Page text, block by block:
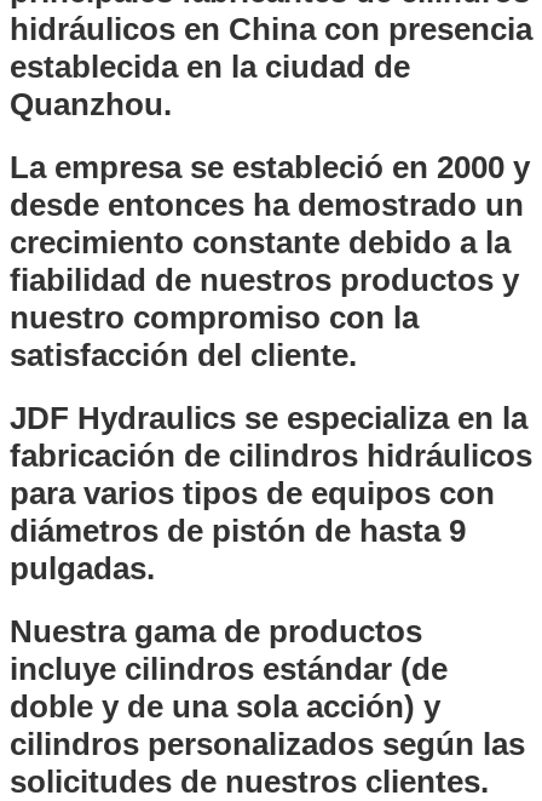
hidráulicos en China con presencia
establecida en la ciudad de
Quanzhou.
La empresa se estableció en 2000 y
desde entonces ha demostrado un
crecimiento constante debido a la
fiabilidad de nuestros productos y
nuestro compromiso con la
satisfacción del cliente.
JDF Hydraulics se especializa en la
fabricación de cilindros hidráulicos
para varios tipos de equipos con
diámetros de pistón de hasta 9
pulgadas.
Nuestra gama de productos
incluye cilindros estándar (de
doble y de una sola acción) y
cilindros personalizados según las
solicitudes de nuestros clientes.